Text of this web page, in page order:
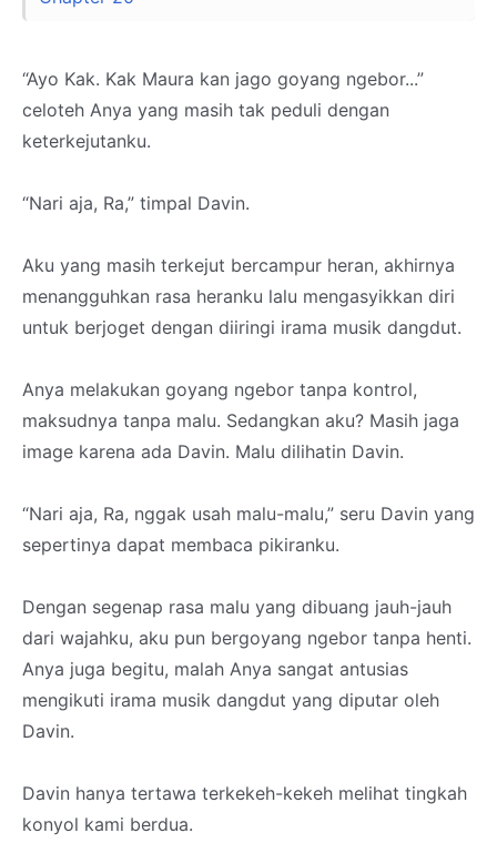
“Ayo Kak. Kak Maura kan jago goyang ngebor...”
celoteh Anya yang masih tak peduli dengan
keterkejutanku.
“Nari aja, Ra,” timpal Davin.
Aku yang masih terkejut bercampur heran, akhirnya
menangguhkan rasa heranku lalu mengasyikkan diri
untuk berjoget dengan diiringi irama musik dangdut.
Anya melakukan goyang ngebor tanpa kontrol,
maksudnya tanpa malu. Sedangkan aku? Masih jaga
image karena ada Davin. Malu dilihatin Davin.
“Nari aja, Ra, nggak usah malu-malu,” seru Davin yang
sepertinya dapat membaca pikiranku.
Dengan segenap rasa malu yang dibuang jauh-jauh
dari wajahku, aku pun bergoyang ngebor tanpa henti.
Anya juga begitu, malah Anya sangat antusias
mengikuti irama musik dangdut yang diputar oleh
Davin.
Davin hanya tertawa terkekeh-kekeh melihat tingkah
konyol kami berdua.